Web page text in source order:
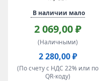
В наличии мало
2 069,00 ₽
(Наличными)
2 280,00 ₽
(По счету с НДС 22% или по
QR-коду)